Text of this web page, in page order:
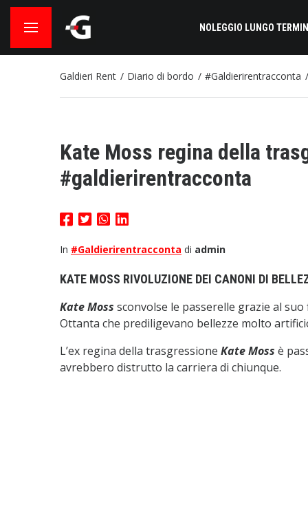
NOLEGGIO LUNGO
Galdieri Rent Diario di bordo #Galdierirentracconta
Kate Moss regina della
#galdierirentracconta
In #Galdierirentracconta di admin
KATE MOSS RIVOLUZIONE DEI CANONI DI
Kate Moss sconvolse le passerelle grazie al
Ottanta che prediligevano bellezze molto
L’ex regina della trasgressione Kate Moss è
avrebbero distrutto la carriera di chiunque.